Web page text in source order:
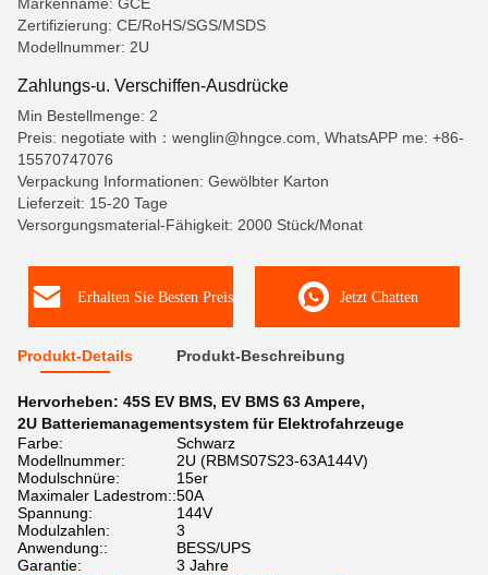
Zertifizierung: CE/RoHS/SGS/MSDS
Modellnummer: 2U
Zahlungs-u. Verschiffen-Ausdrücke
Min Bestellmenge: 2
Preis: negotiate with：wenglin@hngce.com, WhatsAPP me: +86-
15570747076
Verpackung Informationen: Gewölbter Karton
Lieferzeit: 15-20 Tage
Versorgungsmaterial-Fähigkeit: 2000 Stück/Monat
Erhalten Sie Besten Preis Jetzt Chatten
Produkt-Details Produkt-Beschreibung
Hervorheben: 45S EV BMS, EV BMS 63 Ampere,
2U Batteriemanagementsystem für Elektrofahrzeuge
Farbe:
Schwarz
Modellnummer:
2U (RBMS07S23-63A144V)
Modulschnüre:
15er
Maximaler Ladestrom::50A
Spannung:
144V
Modulzahlen:
3
Anwendung::
BESS/UPS
Garantie:
3 Jahre